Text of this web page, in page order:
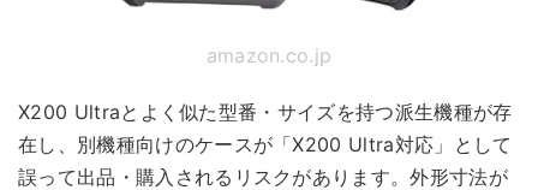
amazon.co.jp
X200 Ultraとよく似た型番・サイズを持つ派生機種が存
在し、別機種向けのケースが「X200 Ultra対応」として
誤って出品・購入されるリスクがあります。外形寸法が